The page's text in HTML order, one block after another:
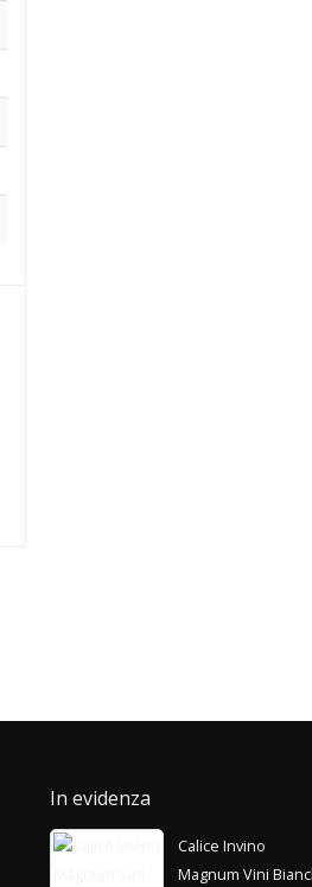
In evidenza
Calice Invino
Magnum Vini